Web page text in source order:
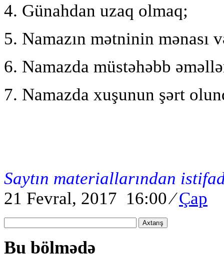
4. Günahdan uzaq olmaq;
5. Namazın mətninin mənası
6. Namazda müstəhəbb
7. Namazda xuşunun şərt
Saytın materiallarından
21 Fevral, 2017 16:00⁄ Çap
Axtarış
Bu bölmədə